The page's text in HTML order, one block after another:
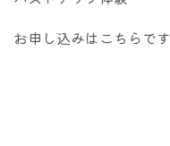
お申し込みはこちらです